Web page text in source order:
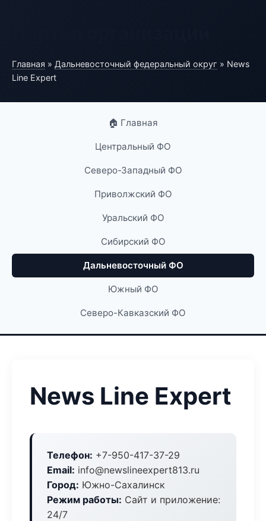
Главная » Дальневосточный федеральный округ » News
Line Expert
🏠 Главная
Центральный ФО
Северо-Западный ФО
Приволжский ФО
Уральский ФО
Сибирский ФО
Дальневосточный ФО
Южный ФО
Северо-Кавказский ФО
News Line Expert
Телефон: +7-950-417-37-29
Email: info@newslineexpert813.ru
Город: Южно-Сахалинск
Режим работы: Сайт и приложение:
24/7